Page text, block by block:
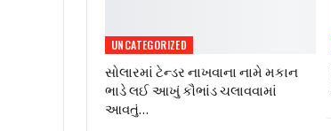
UNCATEGORIZED
સોલારમાં ટેન્ડર નાખવાના નામે મકાન
ભાડે લઈ આખું કૌભાંડ ચલાવવામાં
આવતું…